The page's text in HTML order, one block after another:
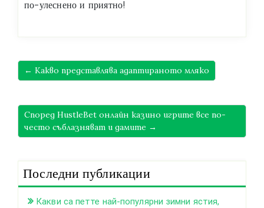
по-улеснено и приятно!
← Какво представлява адаптираното мляко
Според HustleBet онлайн казино игрите все по-
често съблазняват и дамите →
Последни публикации
Какви са петте най-популярни зимни ястия,